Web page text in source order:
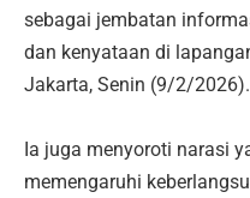
sebagai jembatan
dan kenyataan di
Jakarta, Senin (9/2/2026).
Ia juga menyoroti narasi
memengaruhi